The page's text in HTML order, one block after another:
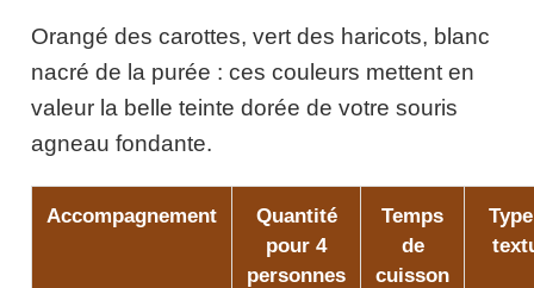
Orangé des carottes, vert des haricots, blanc
nacré de la purée : ces couleurs mettent en
valeur la belle teinte dorée de votre souris
agneau fondante.
Accompagnement
Quantité
pour 4
personnes
Temps
de
cuisson